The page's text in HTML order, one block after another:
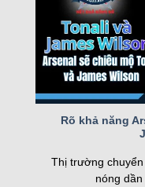
Một số
Trang web sở hữu
ứng nhu cầu của
Rõ khả năng
Thị trường
nóng